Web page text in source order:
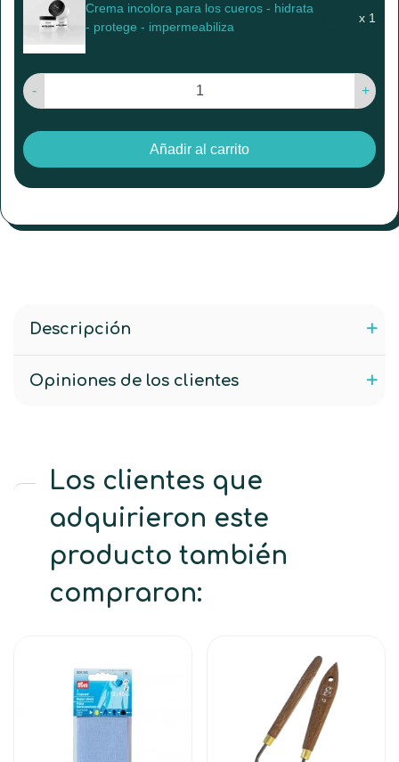
Crema incolora para los cueros - hidrata
- protege - impermeabiliza
x 1
- +
Añadir al carrito
Descripción
Opiniones de los clientes
Los clientes que
adquirieron este
producto también
compraron: